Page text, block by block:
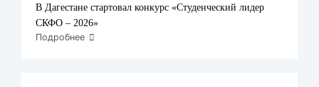
В Дагестане стартовал конкурс «Студенческий лидер
СКФО – 2026»
Подробнее